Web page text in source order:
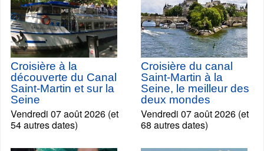
Croisière à la
découverte du Canal
Saint-Martin et sur la
Seine
Vendredi 07 août 2026 (et
54 autres dates)
Croisière du canal
Saint-Martin à la
Seine, le meilleur des
deux mondes
Vendredi 07 août 2026 (et
68 autres dates)